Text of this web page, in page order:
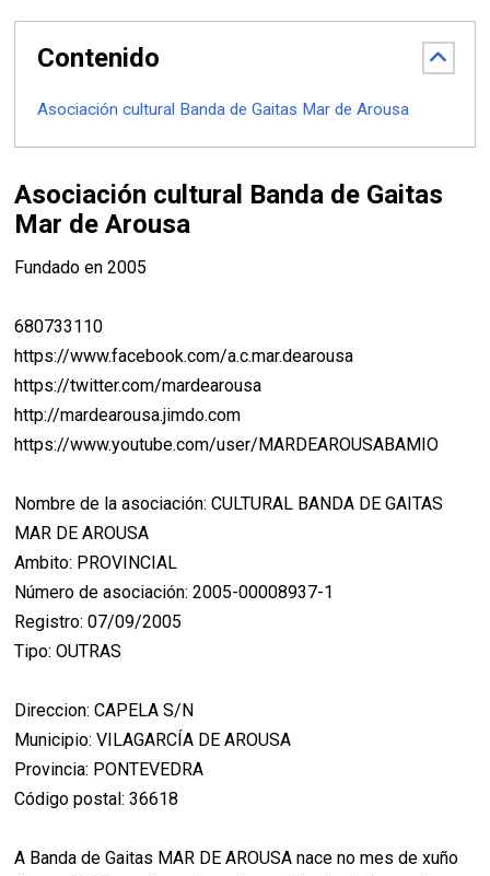
Contenido
Asociación cultural Banda de Gaitas Mar de Arousa
Asociación cultural Banda de Gaitas
Mar de Arousa
Fundado en 2005
680733110
https://www.facebook.com/a.c.mar.dearousa
https://twitter.com/mardearousa
http://mardearousa.jimdo.com
https://www.youtube.com/user/MARDEAROUSABAMIO
Nombre de la asociación: CULTURAL BANDA DE GAITAS
MAR DE AROUSA
Ambito: PROVINCIAL
Número de asociación: 2005-00008937-1
Registro: 07/09/2005
Tipo: OUTRAS
Direccion: CAPELA S/N
Municipio: VILAGARCÍA DE AROUSA
Provincia: PONTEVEDRA
Código postal: 36618
A Banda de Gaitas MAR DE AROUSA nace no mes de xuño